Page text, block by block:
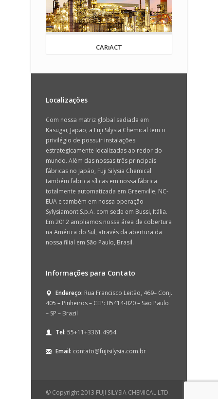
CARiACT
Localizações
Com nossa matriz global sediada em
Kasugai, Japão, a Fuji Silysia Chemical tem o
privilégio de possuir instalações
estrategicamente localizadas ao redor do
mundo. Além das nossas três principais
fábricas no Japão, Fuji Silysia Chemical
também fabrica sílicas em nossa fábrica
totalmente automatizada em Greenville, NC-
EUA e também em nossa operação
Sylysiamont S.p.A. com sede em Bussi, Itália.
Em 2012 ampliamos nossa área de cobertura
na América do Sul, através da abertura da
nossa filial em São Paulo, Brasil.
Informações para Contato
Endereço: Rua Francisco Leitão, 469– Conj.
405 – Pinheiros – CEP: 05414-020 – São Paulo
– SP – Brazil
Tel: 55+11+3361.4954
Email: contato@fujisilysia.com.br
© Copyright 2013 FUJI SILYSIA CHEMICAL LTD.